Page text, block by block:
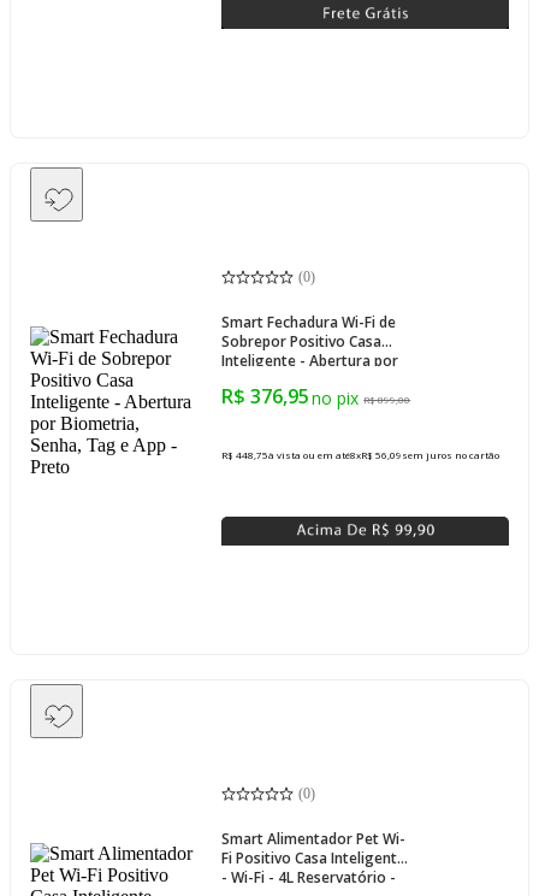
(0)
Smart Fechadura Wi-Fi de
Sobrepor Positivo Casa
Inteligente - Abertura por
App - Preto
R$ 376,95 R$ 899,00
R$ 448,75à vista ou em até8xR$ 56,09sem juros no cartão
(0)
Smart Alimentador Pet Wi-
Fi Positivo Casa Inteligente
- Wi-Fi - 4L Reservatório -